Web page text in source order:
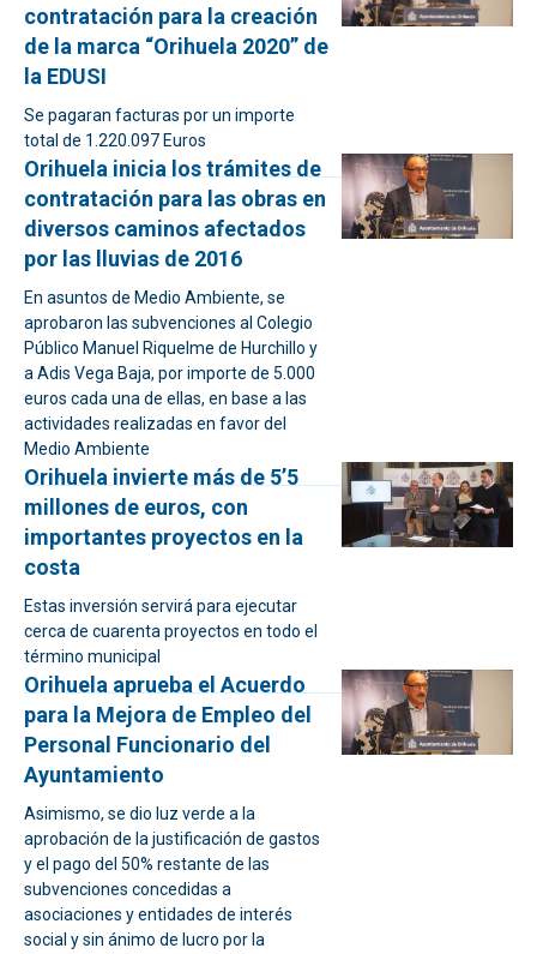
contratación para la creación
de la marca “Orihuela 2020” de
la EDUSI
Se pagaran facturas por un importe
total de 1.220.097 Euros
Orihuela inicia los trámites de
contratación para las obras en
diversos caminos afectados
por las lluvias de 2016
En asuntos de Medio Ambiente, se
aprobaron las subvenciones al Colegio
Público Manuel Riquelme de Hurchillo y
a Adis Vega Baja, por importe de 5.000
euros cada una de ellas, en base a las
actividades realizadas en favor del
Medio Ambiente
Orihuela invierte más de 5’5
millones de euros, con
importantes proyectos en la
costa
Estas inversión servirá para ejecutar
cerca de cuarenta proyectos en todo el
término municipal
Orihuela aprueba el Acuerdo
para la Mejora de Empleo del
Personal Funcionario del
Ayuntamiento
Asimismo, se dio luz verde a la
aprobación de la justificación de gastos
y el pago del 50% restante de las
subvenciones concedidas a
asociaciones y entidades de interés
social y sin ánimo de lucro por la